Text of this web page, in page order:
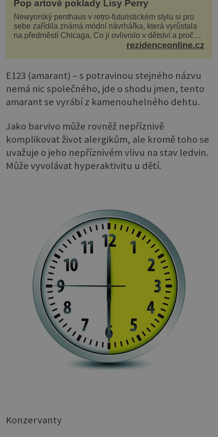
Pop artové poklady Lisy Perry
Newyorský penthaus v retro-futuristickém stylu si pro
sebe zařídila známá módní návrhářka, která vyrůstala
na předměstí Chicaga. Co ji ovlivnilo v dětství a proč
vypadá její domov právě takto? Interié...rezidenceonline.cz
E123 (amarant) – s potravinou stejného názvu
nemá nic společného, jde o shodu jmen, tento
amarant se vyrábí z kamenouhelného dehtu.
Jako barvivo může rovněž nepříznivě
komplikovat život alergikům, ale kromě toho se
uvažuje o jeho nepříznivém vlivu na stav ledvin.
Může vyvolávat hyperaktivitu u dětí.
Konzervanty